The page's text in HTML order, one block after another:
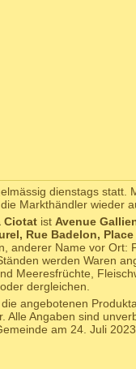
dienstags statt.
Markthändler wieder
Ciotatist Avenue
Rue Badelon,
anderer Name vor Ort:
werden Waren
Meeresfrüchte,
dergleichen.
angebotenen
Alle Angaben sind
am 24. Juli